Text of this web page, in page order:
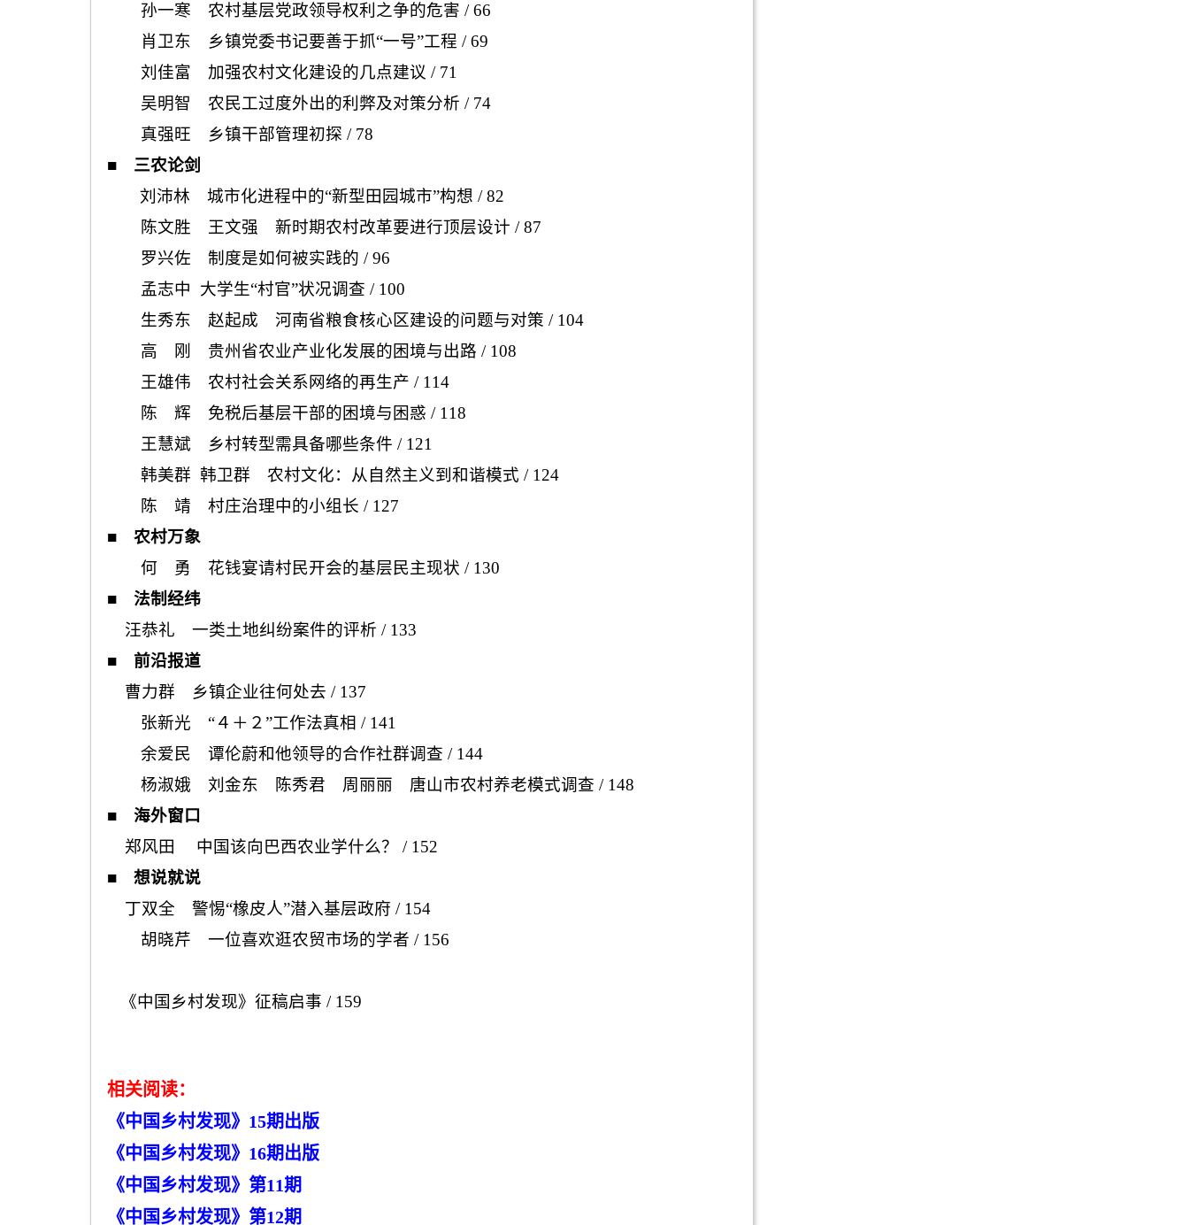
孙一寒 农村基层党政领导权利之争的危害 / 66
肖卫东 乡镇党委书记要善于抓“一号”工程 / 69
刘佳富 加强农村文化建设的几点建议 / 71
吴明智 农民工过度外出的利弊及对策分析 / 74
真强旺 乡镇干部管理初探 / 78
■ 三农论剑
刘沛林 城市化进程中的“新型田园城市”构想 / 82
陈文胜 王文强 新时期农村改革要进行顶层设计 / 87
罗兴佐 制度是如何被实践的 / 96
孟志中 大学生“村官”状况调查 / 100
生秀东 赵起成 河南省粮食核心区建设的问题与对策 / 104
高 刚 贵州省农业产业化发展的困境与出路 / 108
王雄伟 农村社会关系网络的再生产 / 114
陈 辉 免税后基层干部的困境与困惑 / 118
王慧斌 乡村转型需具备哪些条件 / 121
韩美群 韩卫群 农村文化：从自然主义到和谐模式 / 124
陈 靖 村庄治理中的小组长 / 127
■ 农村万象
何 勇 花钱宴请村民开会的基层民主现状 / 130
■ 法制经纬
汪恭礼 一类土地纠纷案件的评析 / 133
■ 前沿报道
曹力群 乡镇企业往何处去 / 137
张新光 “４＋２”工作法真相 / 141
余爱民 谭伦蔚和他领导的合作社群调查 / 144
杨淑娥 刘金东
陈秀君 周丽丽 唐山市农村养老模式调查 / 148
■ 海外窗口
郑风田 中国该向巴西农业学什么？
/ 152
■ 想说就说
丁双全 警惕“橡皮人”潜入基层政府 / 154
胡晓芹 一位喜欢逛农贸市场的学者 / 156
《中国乡村发现》征稿启事 / 159
相关阅读：
《中国乡村发现》15期出版
《中国乡村发现》16期出版
《中国乡村发现》 第11期
《中国乡村发现》第12期